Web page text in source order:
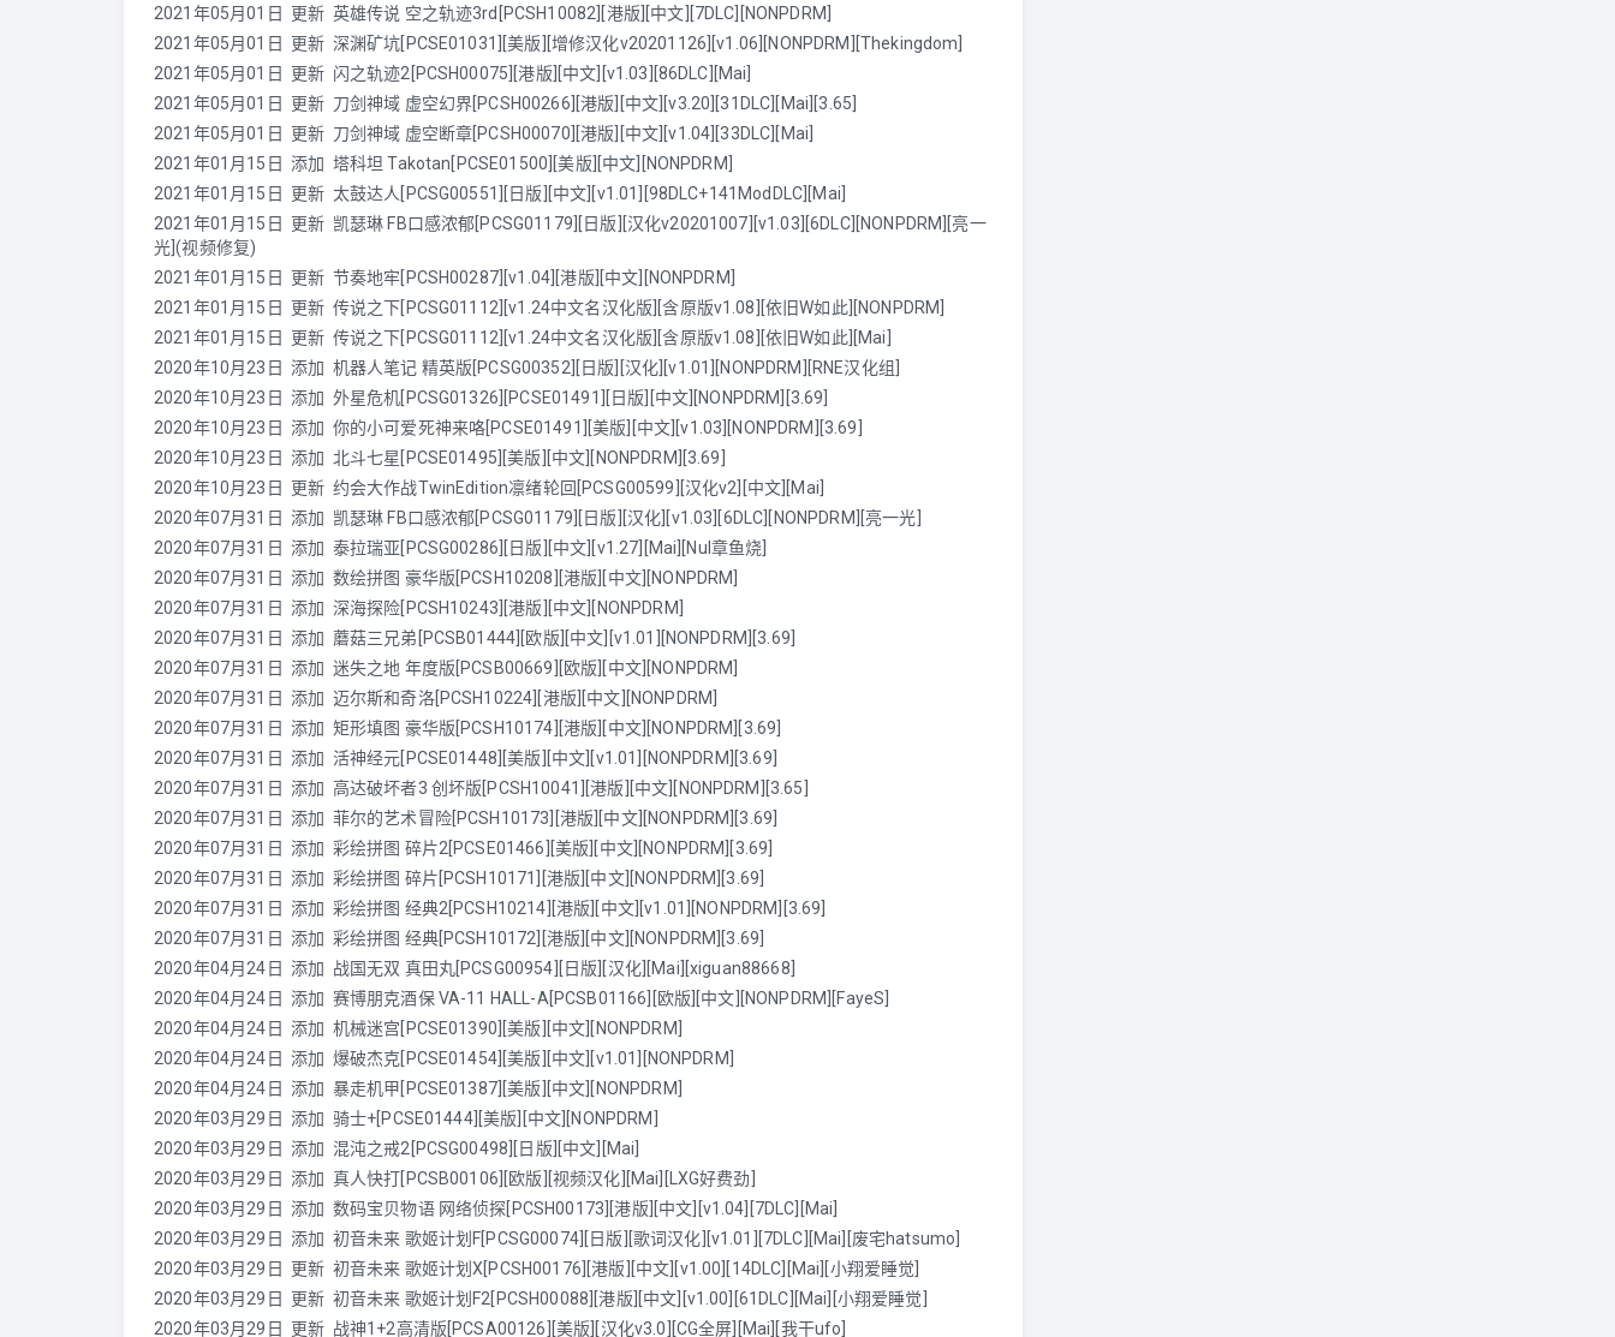
2021年05月01日 更新 英雄传说 空之轨迹3rd[PCSH10082][港版][中文][7DLC][NONPDRM]
2021年05月01日 更新 深渊矿坑[PCSE01031][美版][增修汉化v20201126][v1.06][NONPDRM][Thekingdom]
2021年05月01日 更新 闪之轨迹2[PCSH00075][港版][中文][v1.03][86DLC][Mai]
2021年05月01日 更新 刀剑神域 虚空幻界[PCSH00266][港版][中文][v3.20][31DLC][Mai][3.65]
2021年05月01日 更新 刀剑神域 虚空断章[PCSH00070][港版][中文][v1.04][33DLC][Mai]
2021年01月15日 添加 塔科坦 Takotan[PCSE01500][美版][中文][NONPDRM]
2021年01月15日 更新 太鼓达人[PCSG00551][日版][中文][v1.01][98DLC+141ModDLC][Mai]
2021年01月15日 更新 凯瑟琳 FB口感浓郁[PCSG01179][日版][汉化v20201007][v1.03][6DLC][NONPDRM][亮一
光](视频修复)
2021年01月15日 更新 节奏地牢[PCSH00287][v1.04][港版][中文][NONPDRM]
2021年01月15日 更新 传说之下[PCSG01112][v1.24中文名汉化版][含原版v1.08][依旧W如此][NONPDRM]
2021年01月15日 更新 传说之下[PCSG01112][v1.24中文名汉化版][含原版v1.08][依旧W如此][Mai]
2020年10月23日 添加 机器人笔记 精英版[PCSG00352][日版][汉化][v1.01][NONPDRM][RNE汉化组]
2020年10月23日 添加 外星危机[PCSG01326][PCSE01491][日版][中文][NONPDRM][3.69]
2020年10月23日 添加 你的小可爱死神来咯[PCSE01491][美版][中文][v1.03][NONPDRM][3.69]
2020年10月23日 添加 北斗七星[PCSE01495][美版][中文][NONPDRM][3.69]
2020年10月23日 更新 约会大作战TwinEdition凛绪轮回[PCSG00599][汉化v2][中文][Mai]
2020年07月31日 添加 凯瑟琳 FB口感浓郁[PCSG01179][日版][汉化][v1.03][6DLC][NONPDRM][亮一光]
2020年07月31日 添加 泰拉瑞亚[PCSG00286][日版][中文][v1.27][Mai][Nul章鱼烧]
2020年07月31日 添加 数绘拼图 豪华版[PCSH10208][港版][中文][NONPDRM]
2020年07月31日 添加 深海探险[PCSH10243][港版][中文][NONPDRM]
2020年07月31日 添加 蘑菇三兄弟[PCSB01444][欧版][中文][v1.01][NONPDRM][3.69]
2020年07月31日 添加 迷失之地 年度版[PCSB00669][欧版][中文][NONPDRM]
2020年07月31日 添加 迈尔斯和奇洛[PCSH10224][港版][中文][NONPDRM]
2020年07月31日 添加 矩形填图 豪华版[PCSH10174][港版][中文][NONPDRM][3.69]
2020年07月31日 添加 活神经元[PCSE01448][美版][中文][v1.01][NONPDRM][3.69]
2020年07月31日 添加 高达破坏者3 创坏版[PCSH10041][港版][中文][NONPDRM][3.65]
2020年07月31日 添加 菲尔的艺术冒险[PCSH10173][港版][中文][NONPDRM][3.69]
2020年07月31日 添加 彩绘拼图 碎片2[PCSE01466][美版][中文][NONPDRM][3.69]
2020年07月31日 添加 彩绘拼图 碎片[PCSH10171][港版][中文][NONPDRM][3.69]
2020年07月31日 添加 彩绘拼图 经典2[PCSH10214][港版][中文][v1.01][NONPDRM][3.69]
2020年07月31日 添加 彩绘拼图 经典[PCSH10172][港版][中文][NONPDRM][3.69]
2020年04月24日 添加 战国无双 真田丸[PCSG00954][日版][汉化][Mai][xiguan88668]
2020年04月24日 添加 赛博朋克酒保 VA-11 HALL-A[PCSB01166][欧版][中文][NONPDRM][FayeS]
2020年04月24日 添加 机械迷宫[PCSE01390][美版][中文][NONPDRM]
2020年04月24日 添加 爆破杰克[PCSE01454][美版][中文][v1.01][NONPDRM]
2020年04月24日 添加 暴走机甲[PCSE01387][美版][中文][NONPDRM]
2020年03月29日 添加 骑士+[PCSE01444][美版][中文][NONPDRM]
2020年03月29日 添加 混沌之戒2[PCSG00498][日版][中文][Mai]
2020年03月29日 添加 真人快打[PCSB00106][欧版][视频汉化][Mai][LXG好费劲]
2020年03月29日 添加 数码宝贝物语 网络侦探[PCSH00173][港版][中文][v1.04][7DLC][Mai]
2020年03月29日 添加 初音未来 歌姬计划F[PCSG00074][日版][歌词汉化][v1.01][7DLC][Mai][废宅hatsumo]
2020年03月29日 更新 初音未来 歌姬计划X[PCSH00176][港版][中文][v1.00][14DLC][Mai][小翔爱睡觉]
2020年03月29日 更新 初音未来 歌姬计划F2[PCSH00088][港版][中文][v1.00][61DLC][Mai][小翔爱睡觉]
2020年03月29日 更新 战神1+2高清版[PCSA00126][美版][汉化v3.0][CG全屏][Mai][我干ufo]